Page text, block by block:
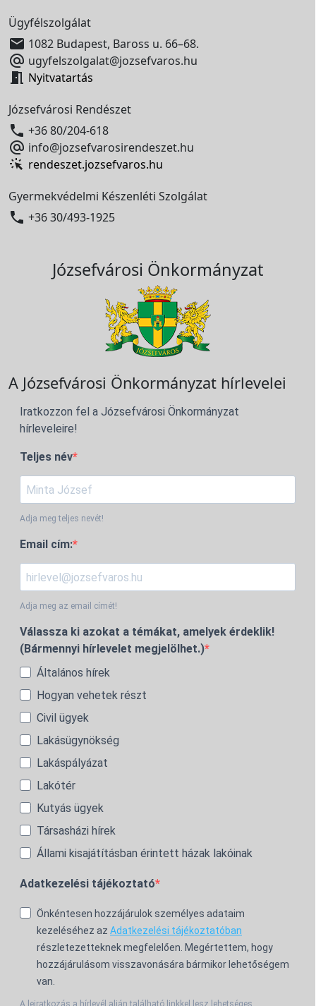
Ügyfélszolgálat
 1082 Budapest, Baross u. 66–68.
 ugyfelszolgalat@jozsefvaros.hu
 Nyitvatartás
Józsefvárosi Rendészet
 +36 80/204-618
 info@jozsefvarosirendeszet.hu
rendeszet.jozsefvaros.hu
Gyermekvédelmi Készenléti Szolgálat
 +36 30/493-1925
Józsefvárosi Önkormányzat
A Józsefvárosi Önkormányzat hírlevelei
Iratkozzon fel a Józsefvárosi Önkormányzat
hírleveleire!
Teljes név
Adja meg teljes nevét!
Email cím:
Adja meg az email címét!
Válassza ki azokat a témákat, amelyek érdeklik!
(Bármennyi hírlevelet megjelölhet.)
Általános hírek
Hogyan vehetek részt
Civil ügyek
Lakásügynökség
Lakáspályázat
Lakótér
Kutyás ügyek
Társasházi hírek
Állami kisajátításban érintett házak lakóinak
Adatkezelési tájékoztató
Önkéntesen hozzájárulok személyes adataim
kezeléséhez az Adatkezelési tájékoztatóban
részletezetteknek megfelelően. Megértettem, hogy
hozzájárulásom visszavonására bármikor lehetőségem
van.
A leiratkozás a hírlevél alján található linkkel lesz lehetséges.